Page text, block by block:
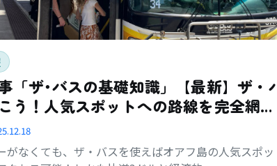
「ザ･バスの基礎知識」【最新】ザ・
う！人気スポットへの路線を完全網
がなくても、ザ・バスを使えばオアフ島の人気スポ